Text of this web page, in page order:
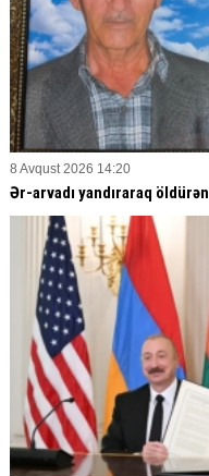
8 Avqust 2026 14:20
Ər-arvadı yandıraraq